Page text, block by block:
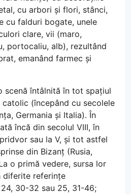
cu arbori și flori, stânci,
cu falduri bogate, unele
clare, vii (maro,
portocaliu, alb), rezultând
emanând farmec și
scenă întâlnită în tot spațiul
(începând cu secolele
Germania și Italia). În
încă din secolul VIII, în
sau la V, și tot astfel
din Bizanț (Rusia,
o primă vedere, sursa lor
diferite referințe
24, 30-32 sau 25, 31-46;